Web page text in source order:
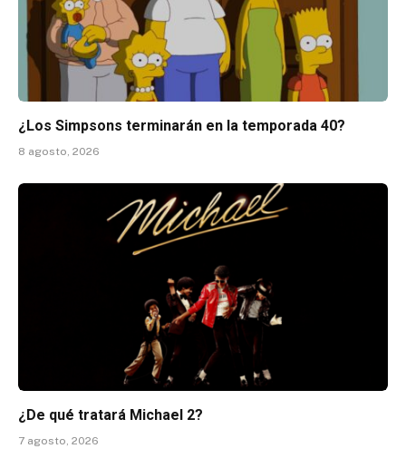
¿Los Simpsons terminarán en la temporada 40?
8 agosto, 2026
¿De qué tratará Michael 2?
7 agosto, 2026